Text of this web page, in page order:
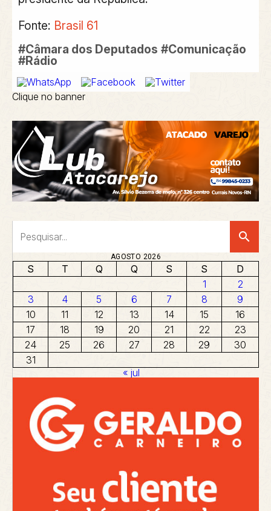
Fonte: Brasil 61
#Câmara dos Deputados #Comunicação
#Rádio
Clique no banner
search
AGOSTO 2026
S T Q Q S S
D
1
2
3
4 5 6 7 8
9
10
11 12 13 14 15
16
17
18 19 20 21 22
23
24
25 26 27 28 29
30
31
« jul